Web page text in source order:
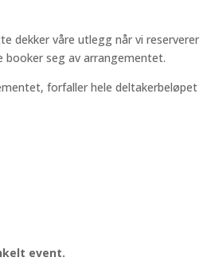
dekker våre utlegg når vi reserverer
booker seg av arrangementet.
forfaller hele deltakerbeløpet
event.